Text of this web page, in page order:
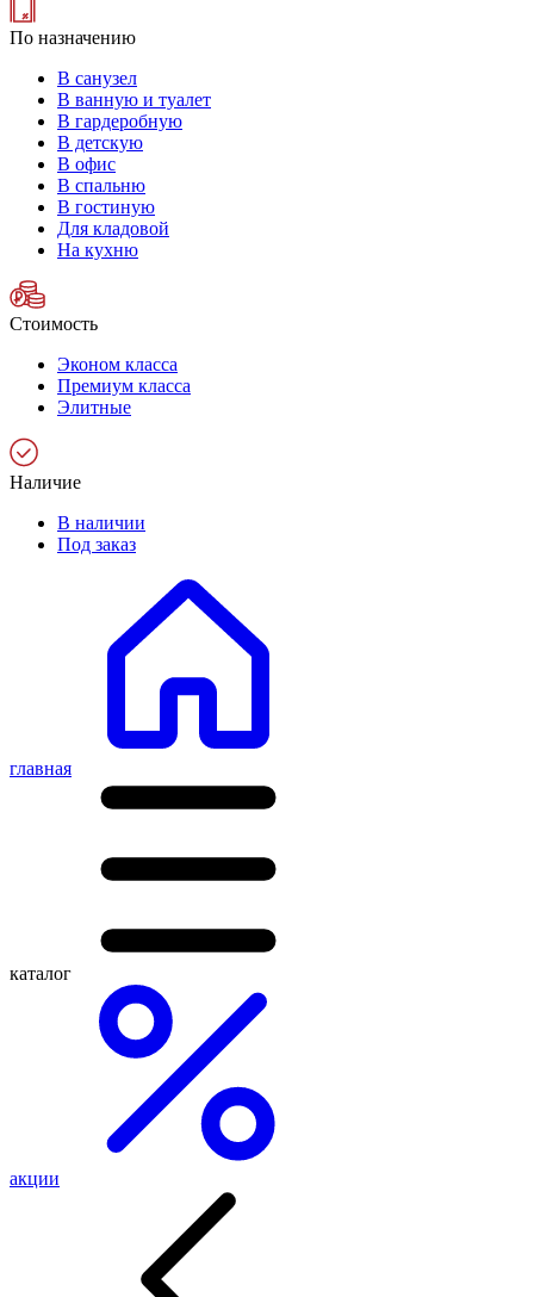
По назначению
В санузел
В ванную и туалет
В гардеробную
В детскую
В офис
В спальню
В гостиную
Для кладовой
На кухню
Стоимость
Эконом класса
Премиум класса
Элитные
Наличие
В наличии
Под заказ
главная
каталог
акции